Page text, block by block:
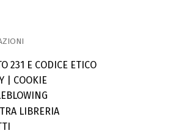
231 E CODICE ETICO
| COOKIE
LIBRERIA